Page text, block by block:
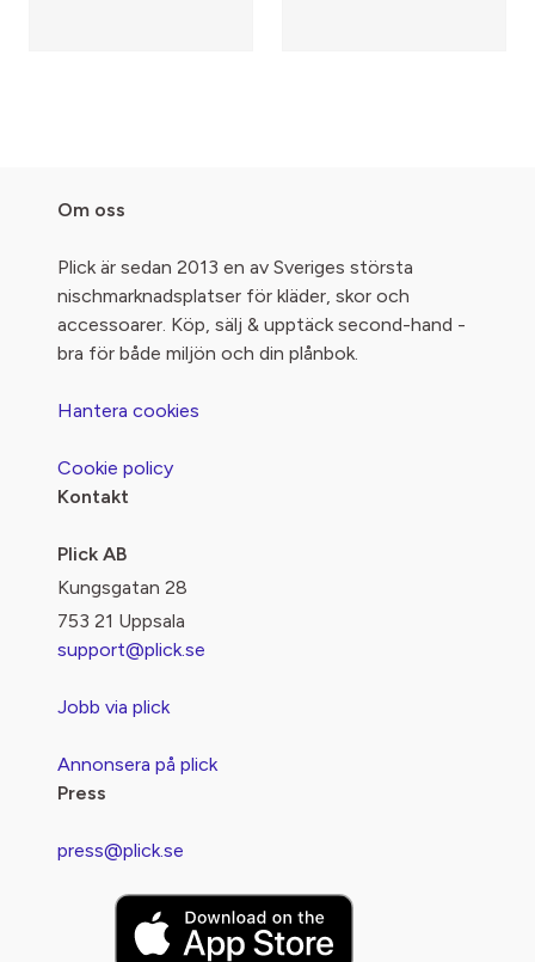
Om oss
Plick är sedan 2013 en av Sveriges största
nischmarknadsplatser för kläder, skor och
accessoarer. Köp, sälj & upptäck second-hand -
bra för både miljön och din plånbok.
Hantera cookies
Cookie policy
Kontakt
Plick AB
Kungsgatan 28
753 21 Uppsala
support@plick.se
Jobb via plick
Annonsera på plick
Press
press@plick.se